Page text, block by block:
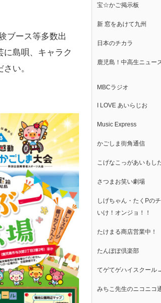
ブース等多数出
島唄、キャラク
い。
宝☆かご掲示板
新 窓をあけて九州
日本のチカラ
鹿児島！中高生ニュー
MBCラジオ
I LOVE あいらじお
Music Express
かごしま街角通信
こげなこっがあいもし
さつまお笑い劇場
しげちゃん・たくPの
いけ！オンジョ！！
たけまる商店営業中！
たんぽぽ倶楽部
てゲてゲハイスクール
みちこ先生のニコニコ